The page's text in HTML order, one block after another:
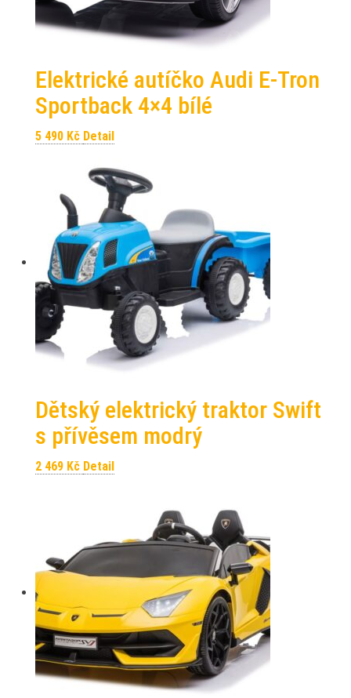
Elektrické autíčko Audi E-Tron
Sportback 4×4 bílé
5 490 Kč Detail
Dětský elektrický traktor Swift
s přívěsem modrý
2 469 Kč Detail